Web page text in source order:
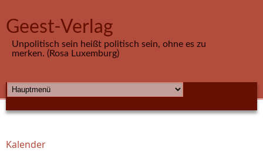
Geest-Verlag
Unpolitisch sein heißt politisch sein, ohne es zu
merken. (Rosa Luxemburg)
HAUPTMENÜ
Sie sind hier
Kalender